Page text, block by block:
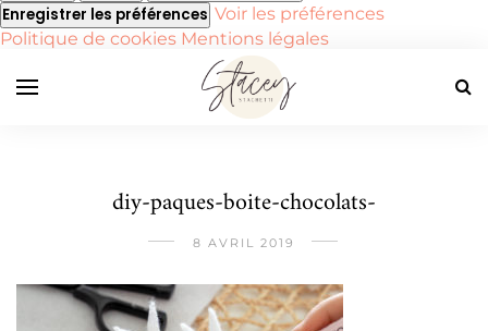
Enregistrer les préférences Voir les préférences
Politique de cookies Mentions légales
diy-paques-boite-chocolats-
8 AVRIL 2019